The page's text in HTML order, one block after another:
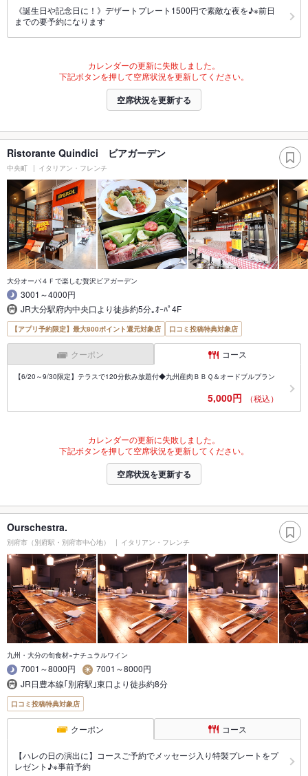
《誕生日や記念日に！》デザートプレート1500円で素敵な夜を♪※前日
までの要予約になります
カレンダーの更新に失敗しました。
下記ボタンを押して空席状況を更新してください。
空席状況を更新する
Ristorante Quindici ビアガーデン
中央町 イタリアン・フレンチ
大分オーパ４Ｆで楽しむ贅沢ビアガーデン
3001～4000円
JR大分駅府内中央口より徒歩約5分｡ｵｰﾊﾟ4F
【アプリ予約限定】最大800ポイント還元対象店 口コミ投稿特典対象店
クーポン コース
【6/20～9/30限定】テラスで120分飲み放題付◆九州産肉ＢＢＱ＆オードブルプラン
5,000円 （税込）
カレンダーの更新に失敗しました。
下記ボタンを押して空席状況を更新してください。
空席状況を更新する
Ourschestra.
別府市（別府駅・別府市中心地） イタリアン・フレンチ
九州・大分の旬食材×ナチュラルワイン
7001～8000円
7001～8000円
JR日豊本線｢別府駅｣東口より徒歩約8分
口コミ投稿特典対象店
クーポン コース
【ハレの日の演出に】コースご予約でメッセージ入り特製プレートをプ
レゼント♪※事前予約